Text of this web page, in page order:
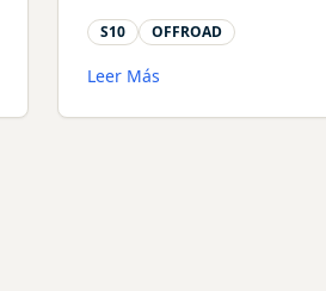
S10 OFFROAD
Leer Más